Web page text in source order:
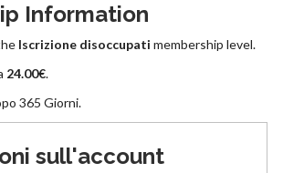
Information
Iscrizione disoccupati membership level.
24.00€.
365 Giorni.
sull'account